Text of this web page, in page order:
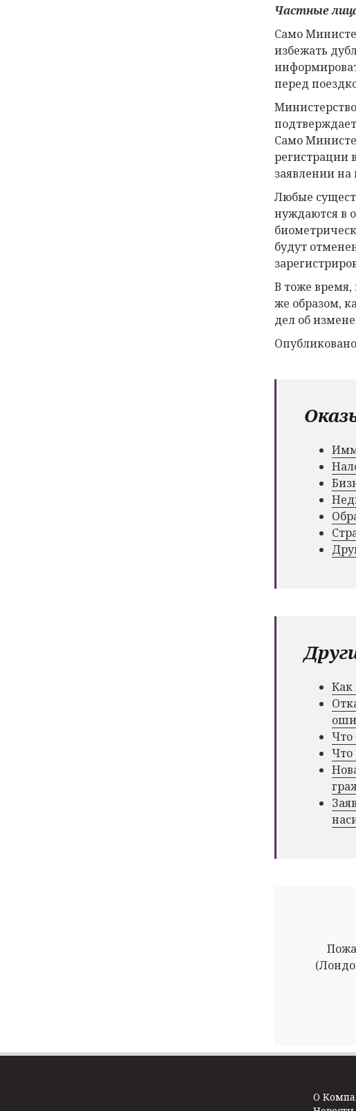
Частные
Само
избежать
перед
Само
регистрации
заявлении на
Любые
нуждаются в
будут
В тоже
же образом,
дел об
Как
Что
Что
O